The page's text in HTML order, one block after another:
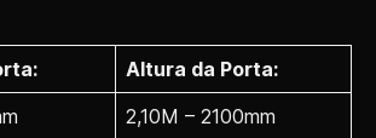
Altura da Porta:
2,10M – 2100mm